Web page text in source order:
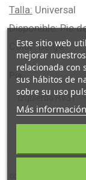
Talla: Universal
Disponible: Pie
Color: Beige
Pie
Este sitio web
mejorar
relacionada con
sus hábitos de
sobre su uso
Más información